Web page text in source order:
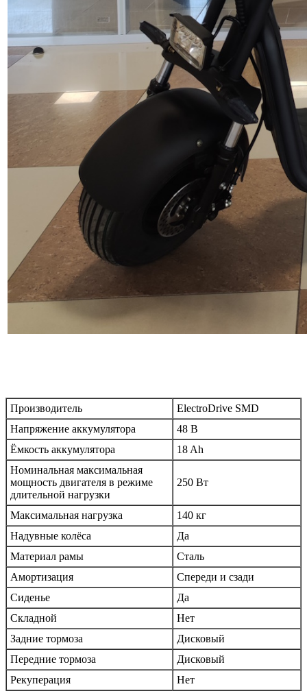
Производитель
ElectroDrive SMD
Напряжение аккумулятора
48 В
Ёмкость аккумулятора
18 Ah
Номинальная максимальная
мощность двигателя в режиме
длительной нагрузки
250 Вт
Максимальная нагрузка
140 кг
Надувные колёса
Да
Материал рамы
Сталь
Амортизация
Спереди и сзади
Сиденье
Да
Складной
Нет
Задние тормоза
Дисковый
Передние тормоза
Дисковый
Рекуперация
Нет